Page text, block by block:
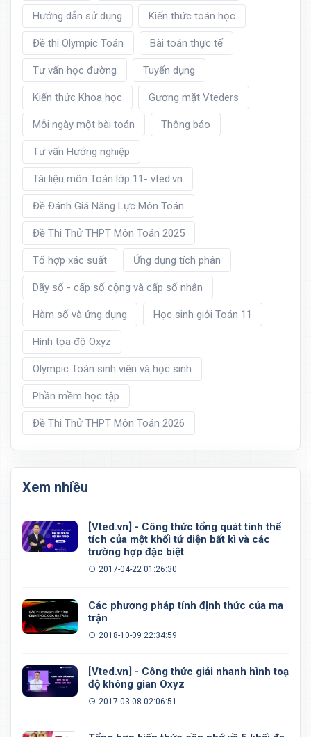
Hướng dẫn sử dụng Kiến thức toán học
Đề thi Olympic Toán Bài toán thực tế
Tư vấn học đường Tuyển dụng
Kiến thức Khoa học Gương mặt Vteders
Mỗi ngày một bài toán Thông báo
Tư vấn Hướng nghiệp
Tài liệu môn Toán lớp 11- vted.vn
Đề Đánh Giá Năng Lực Môn Toán
Đề Thi Thử THPT Môn Toán 2025
Tổ hợp xác suất Ứng dụng tích phân
Dãy số - cấp số cộng và cấp số nhân
Hàm số và ứng dụng Học sinh giỏi Toán 11
Hình tọa độ Oxyz
Olympic Toán sinh viên và học sinh
Phần mềm học tập
Đề Thi Thử THPT Môn Toán 2026
Xem nhiều
[Vted.vn] - Công thức tổng quát tính thể
tích của một khối tứ diện bất kì và các
trường hợp đặc biệt
2017-04-22 01:26:30
Các phương pháp tính định thức của ma
trận
2018-10-09 22:34:59
[Vted.vn] - Công thức giải nhanh hình toạ
độ không gian Oxyz
2017-03-08 02:06:51